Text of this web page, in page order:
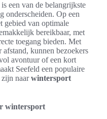
is een van de belangrijkste
onderscheiden. Op een
gebied van optimale
bereikbaar, met
toegang bieden. Met
kunnen bezoekers
avontuur of een kort
Seefeld een populaire
zijn naarwintersport
wintersport